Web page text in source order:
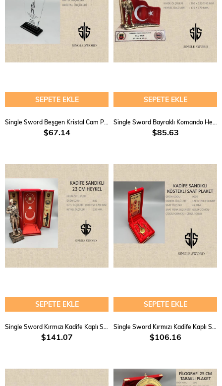
SEPETE EKLE
$67.14
SEPETE EKLE
$85.63
SEPETE EKLE
$141.07
SEPETE EKLE
$106.16